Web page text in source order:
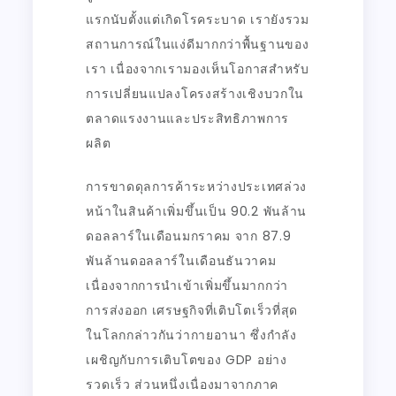
แรกนับตั้งแต่เกิดโรคระบาด เรายังรวม
สถานการณ์ในแง่ดีมากกว่าพื้นฐานของ
เรา เนื่องจากเรามองเห็นโอกาสสำหรับ
การเปลี่ยนแปลงโครงสร้างเชิงบวกใน
ตลาดแรงงานและประสิทธิภาพการ
ผลิต
การขาดดุลการค้าระหว่างประเทศล่วง
หน้าในสินค้าเพิ่มขึ้นเป็น 90.2 พันล้าน
ดอลลาร์ในเดือนมกราคม จาก 87.9
พันล้านดอลลาร์ในเดือนธันวาคม
เนื่องจากการนำเข้าเพิ่มขึ้นมากกว่า
การส่งออก เศรษฐกิจที่เติบโตเร็วที่สุด
ในโลกกล่าวกันว่ากายอานา ซึ่งกำลัง
เผชิญกับการเติบโตของ GDP อย่าง
รวดเร็ว ส่วนหนึ่งเนื่องมาจากภาค